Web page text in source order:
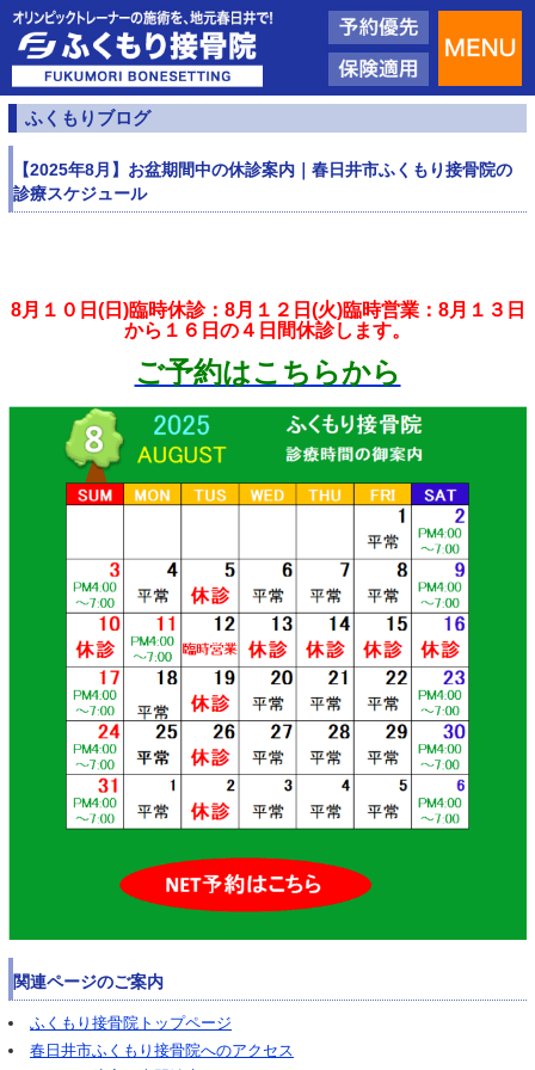
ふくもりブログ
【2025年8月】お盆期間中の休診案内｜春日井市ふくもり接骨院の
診療スケジュール
8月１０日(日)臨時休診：8月１２日(火)臨時営業：8月１３日
から１６日の４日間休診します。
ご予約はこちらから
関連ページのご案内
ふくもり接骨院トップページ
春日井市ふくもり接骨院へのアクセス